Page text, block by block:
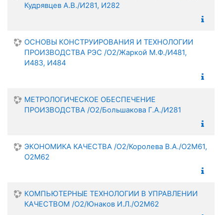
Кудрявцев А.В./И281, И282
ОСНОВЫ КОНСТРУИРОВАНИЯ И ТЕХНОЛОГИИ
ПРОИЗВОДСТВА РЭС /О2/Жаркой М.Ф./И481,
И483, И484
МЕТРОЛОГИЧЕСКОЕ ОБЕСПЕЧЕНИЕ
ПРОИЗВОДСТВА /О2/Большакова Г.А./И281
ЭКОНОМИКА КАЧЕСТВА /О2/Королева В.А./О2М61,
О2М62
КОМПЬЮТЕРНЫЕ ТЕХНОЛОГИИ В УПРАВЛЕНИИ
КАЧЕСТВОМ /О2/Юнаков И.Л./О2М62